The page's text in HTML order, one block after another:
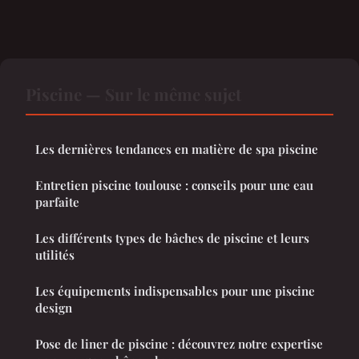
Les dernières tendances en matière de spa piscine
Entretien piscine toulouse : conseils pour une eau
parfaite
Les différents types de bâches de piscine et leurs
utilités
Les équipements indispensables pour une piscine
design
Pose de liner de piscine : découvrez notre expertise